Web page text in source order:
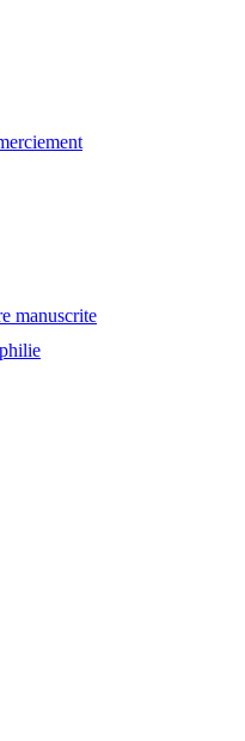
manuscrite